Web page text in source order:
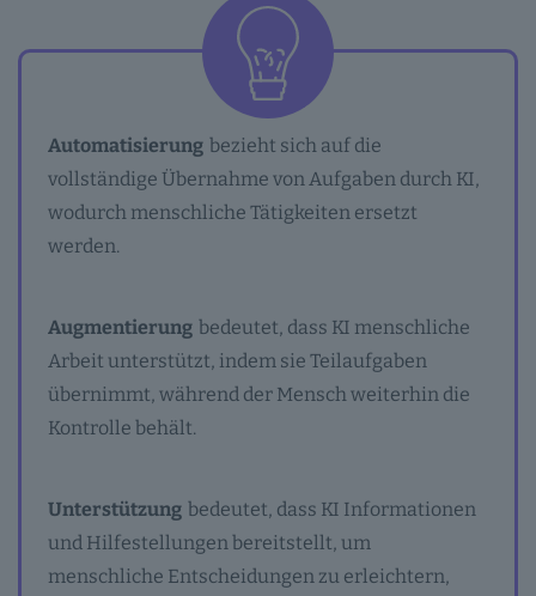
Automatisierung bezieht sich auf die
vollständige Übernahme von Aufgaben durch KI,
wodurch menschliche Tätigkeiten ersetzt
werden.
Augmentierung bedeutet, dass KI menschliche
Arbeit unterstützt, indem sie Teilaufgaben
übernimmt, während der Mensch weiterhin die
Kontrolle behält.
Unterstützung bedeutet, dass KI Informationen
und Hilfestellungen bereitstellt, um
menschliche Entscheidungen zu erleichtern,